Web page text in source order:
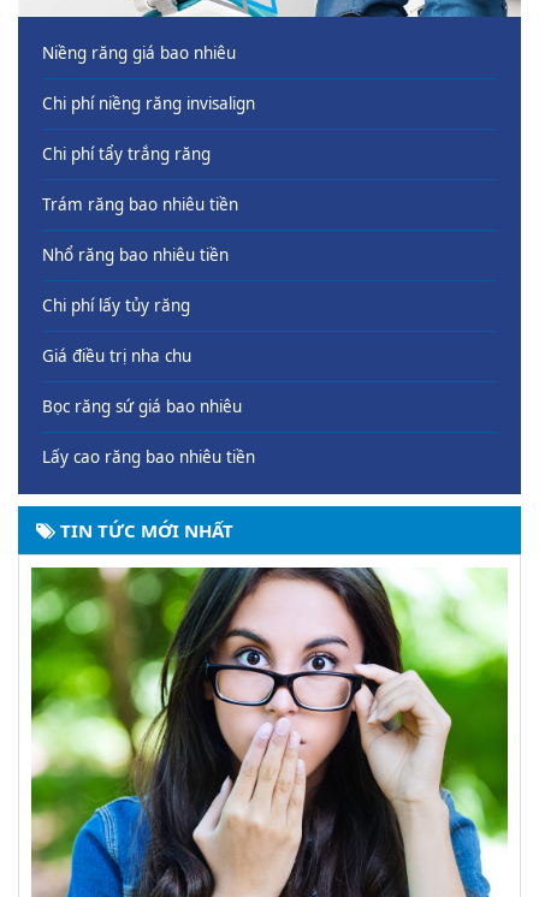
Niềng răng giá bao nhiêu
Chi phí niềng răng invisalign
Chi phí tẩy trắng răng
Trám răng bao nhiêu tiền
Nhổ răng bao nhiêu tiền
Chi phí lấy tủy răng
Giá điều trị nha chu
Bọc răng sứ giá bao nhiêu
Lấy cao răng bao nhiêu tiền
TIN TỨC MỚI NHẤT